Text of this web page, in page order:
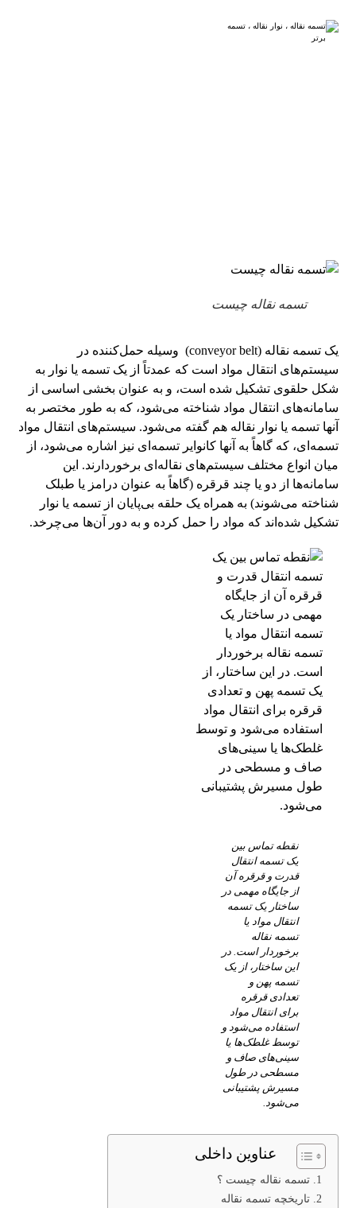
تسمه نقاله چیست
یک تسمه نقاله (conveyor belt) وسیله حمل‌کننده در
سیستم‌های انتقال مواد است که عمدتاً از یک تسمه یا نوار به
شکل حلقوی تشکیل شده است، و به عنوان بخشی اساسی از
سامانه‌های انتقال مواد شناخته می‌شود، که به طور مختصر به
آنها تسمه یا نوار نقاله هم گفته می‌شود. سیستم‌های انتقال مواد
تسمه‌ای، که گاهاً به آنها کانوایر تسمه‌ای نیز اشاره می‌شود، از
میان انواع مختلف سیستم‌های نقاله‌ای برخوردارند. این
سامانه‌ها از دو یا چند قرقره (گاهاً به عنوان درامز یا طبلک
شناخته می‌شوند) به همراه یک حلقه بی‌پایان از تسمه یا نوار
تشکیل شده‌اند که مواد را حمل کرده و به دور آن‌ها می‌چرخد.
نقطه تماس بین
یک تسمه انتقال
قدرت و قرقره آن
از جایگاه مهمی در
ساختار یک تسمه
انتقال مواد یا
تسمه نقاله
برخوردار است. در
این ساختار، از یک
تسمه پهن و
تعدادی قرقره
برای انتقال مواد
استفاده می‌شود و
توسط غلطک‌ها یا
سینی‌های صاف و
مسطحی در طول
مسیرش پشتیبانی
می‌شود.
عناوین داخلی
تسمه نقاله چیست ؟
تاریخچه تسمه نقاله